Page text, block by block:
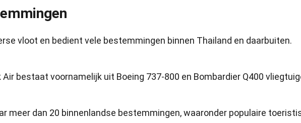
vloot en bedient vele bestemmingen binnen Thailand en daarbuiten.
Air bestaat voornamelijk uit Boeing 737-800 en Bombardier Q400
meer dan 20 binnenlandse bestemmingen, waaronder populaire